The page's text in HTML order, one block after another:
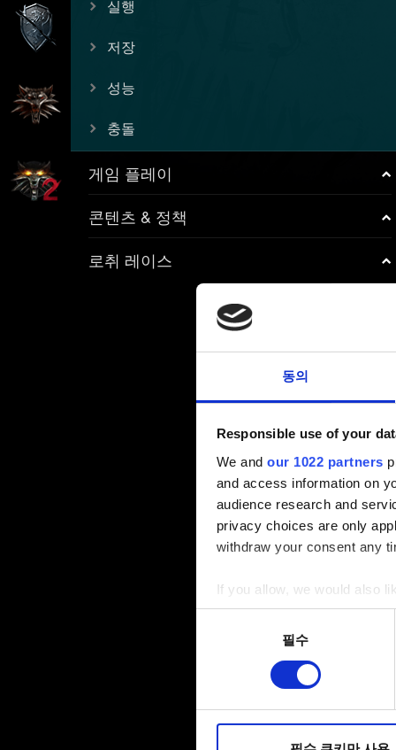
동의
Responsible use of your
We and our 1022 partners
and access information on
audience research and
privacy choices are only
withdraw your consent any
If you allow, we would also
Collect information
Identify your device
Find out more about how
피드백을 제공하여 사용자의
소통할 경우, 사용자의 선호
필수
실행
저장
성능
충돌
게임 플레이
콘텐츠 & 정책
로취 레이스